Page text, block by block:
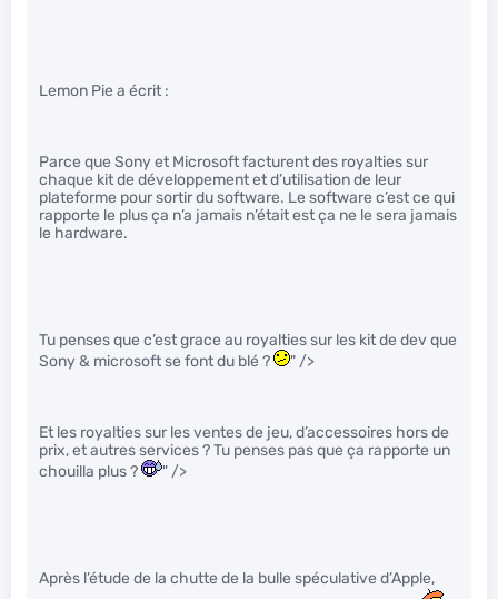
Lemon Pie a écrit :
Parce que Sony et Microsoft facturent des royalties sur
chaque kit de développement et d’utilisation de leur
plateforme pour sortir du software. Le software c’est ce qui
rapporte le plus ça n’a jamais n’était est ça ne le sera jamais
le hardware.
Tu penses que c’est grace au royalties sur les kit de dev que
Sony & microsoft se font du blé ?
" />
Et les royalties sur les ventes de jeu, d’accessoires hors de
prix, et autres services ? Tu penses pas que ça rapporte un
chouilla plus ?
" />
Après l’étude de la chutte de la bulle spéculative d’Apple,